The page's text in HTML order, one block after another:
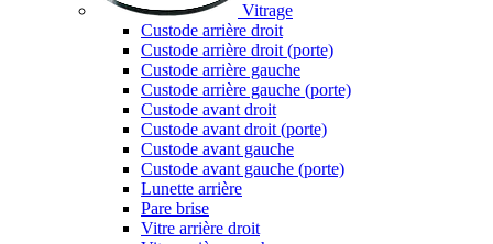
Vitrage
Custode arrière droit
Custode arrière droit (porte)
Custode arrière gauche
Custode arrière gauche (porte)
Custode avant droit
Custode avant droit (porte)
Custode avant gauche
Custode avant gauche (porte)
Lunette arrière
Pare brise
Vitre arrière droit